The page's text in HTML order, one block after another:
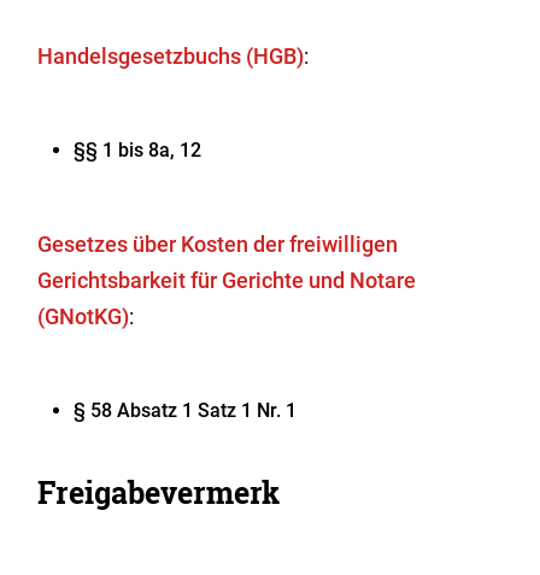
Handelsgesetzbuchs (HGB):
§§ 1 bis 8a, 12
Gesetzes über Kosten der freiwilligen
Gerichtsbarkeit für Gerichte und Notare
(GNotKG):
§ 58 Absatz 1 Satz 1 Nr. 1
Freigabevermerk